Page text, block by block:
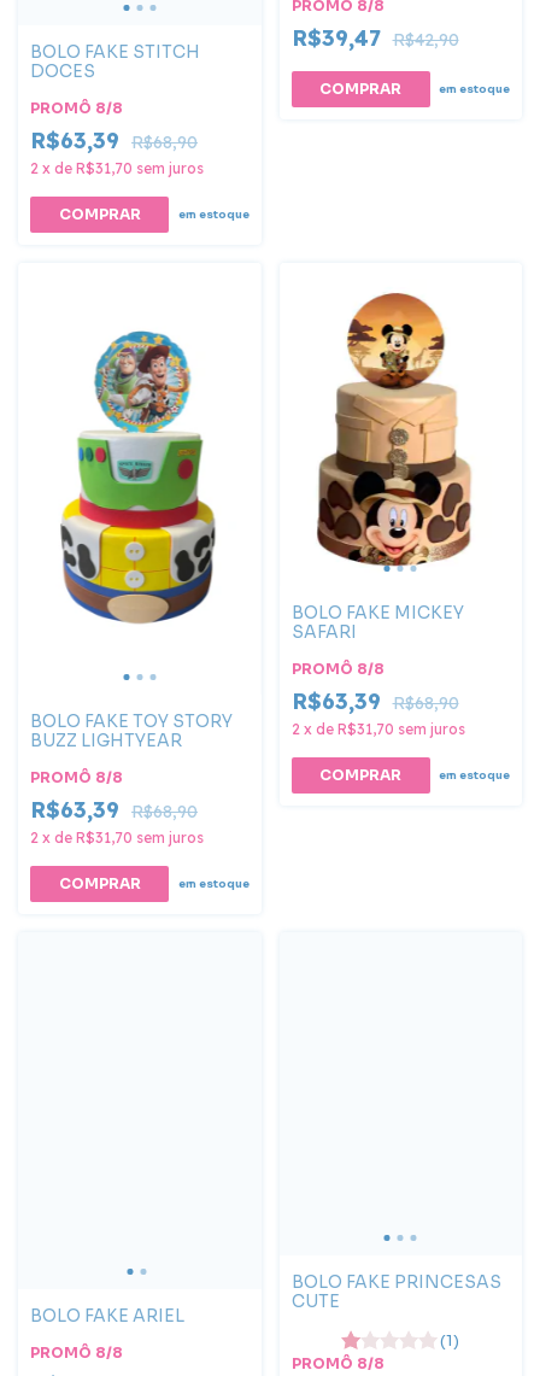
BOLO FAKE STITCH
DOCES
PROMÔ 8/8
R$63,39 R$68,90
2 x de R$31,70 sem juros
em estoque
PROMÔ 8/8
R$39,47 R$42,90
em estoque
BOLO FAKE TOY STORY
BUZZ LIGHTYEAR
PROMÔ 8/8
R$63,39 R$68,90
2 x de R$31,70 sem juros
em estoque
BOLO FAKE MICKEY
SAFARI
PROMÔ 8/8
R$63,39 R$68,90
2 x de R$31,70 sem juros
COMPRAR em estoque
BOLO FAKE ARIEL
PROMÔ 8/8
BOLO FAKE PRINCESAS
CUTE
(1)
PROMÔ 8/8